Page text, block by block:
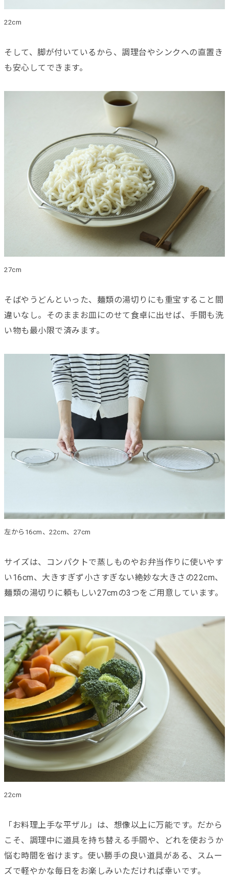
22cm
そして、脚が付いているから、調理台やシンクへの直置き
も安心してできます。
27cm
そばやうどんといった、麺類の湯切りにも重宝すること間
違いなし。そのままお皿にのせて食卓に出せば、手間も洗
い物も最小限で済みます。
左から16cm、22cm、27cm
サイズは、コンパクトで蒸しものやお弁当作りに使いやす
い16cm、大きすぎず小さすぎない絶妙な大きさの22cm、
麺類の湯切りに頼もしい27cmの3つをご用意しています。
22cm
「お料理上手な平ザル」は、想像以上に万能です。だから
こそ、調理中に道具を持ち替える手間や、どれを使おうか
悩む時間を省けます。使い勝手の良い道具がある、スムー
ズで軽やかな毎日をお楽しみいただければ幸いです。